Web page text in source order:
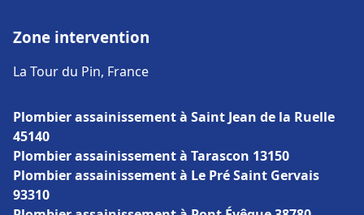
Zone intervention
La Tour du Pin, France
Plombier assainissement à Saint Jean de la Ruelle
45140
Plombier assainissement à Tarascon 13150
Plombier assainissement à Le Pré Saint Gervais
93310